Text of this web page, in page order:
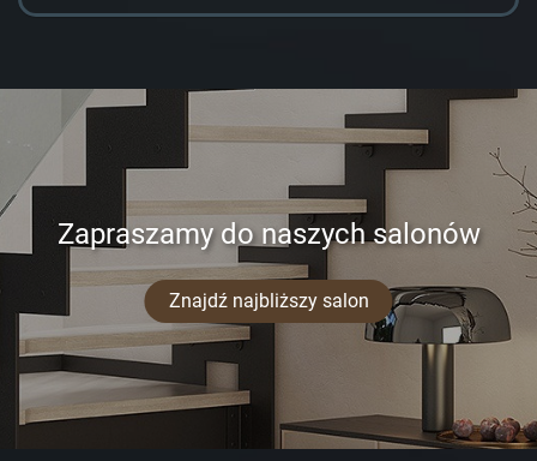
Zapraszamy do naszych salonów
Znajdź najbliższy salon